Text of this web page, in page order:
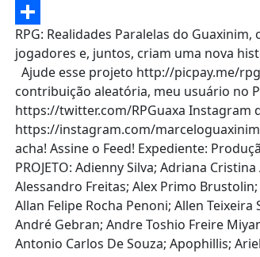
Evernote
Share
RPG: Realidades Paralelas do
jogadores e, juntos, criam uma nova
Ajude esse projeto http://picpay.me/
contribuição aleatória, meu usuário no
https://twitter.com/RPGuaxa Instagram
https://instagram.com/
acha! Assine o Feed! Expediente:
PROJETO: Adienny Silva; Adriana
Alessandro Freitas; Alex Primo
Allan Felipe Rocha Penoni; Allen
André Gebran; Andre Toshio Freire
Antonio Carlos De Souza; Apophillis;